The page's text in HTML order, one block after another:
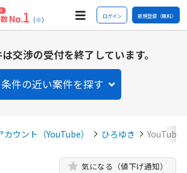
(※) ログイン 新規登録（無料）
交渉の受付を終了しています。
条件の近い案件を探す
カウント（YouTube） ひろゆき YouTube
気になる（値下げ通知）